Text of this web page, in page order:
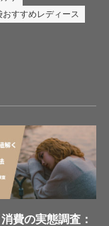
おすすめレディース
費の実態調査：